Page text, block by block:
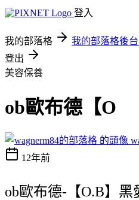
登入
我的部落格 我的部落格後台
登出
美容保養
ob歐布德【O
12年前
ob歐布德-【O.B】